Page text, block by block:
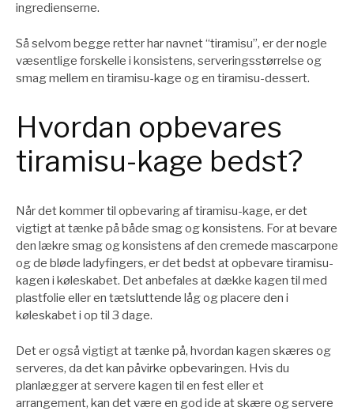
ingredienserne.
Så selvom begge retter har navnet “tiramisu”, er der nogle
væsentlige forskelle i konsistens, serveringsstørrelse og
smag mellem en tiramisu-kage og en tiramisu-dessert.
Hvordan opbevares
tiramisu-kage bedst?
Når det kommer til opbevaring af tiramisu-kage, er det
vigtigt at tænke på både smag og konsistens. For at bevare
den lækre smag og konsistens af den cremede mascarpone
og de bløde ladyfingers, er det bedst at opbevare tiramisu-
kagen i køleskabet. Det anbefales at dække kagen til med
plastfolie eller en tætsluttende låg og placere den i
køleskabet i op til 3 dage.
Det er også vigtigt at tænke på, hvordan kagen skæres og
serveres, da det kan påvirke opbevaringen. Hvis du
planlægger at servere kagen til en fest eller et
arrangement, kan det være en god ide at skære og servere